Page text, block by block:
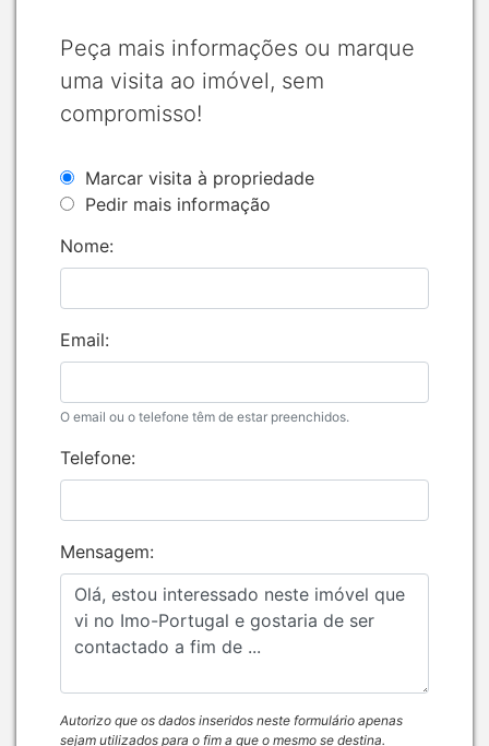
Peça mais informações ou marque
uma visita ao imóvel, sem
compromisso!
Marcar visita à propriedade
Pedir mais informação
Nome:
Email:
O email ou o telefone têm de estar preenchidos.
Telefone:
Mensagem:
Autorizo que os dados inseridos neste formulário apenas
sejam utilizados para o fim a que o mesmo se destina.